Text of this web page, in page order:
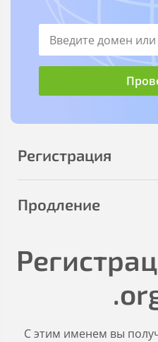
Регистрация
Продление
С этим именем вы